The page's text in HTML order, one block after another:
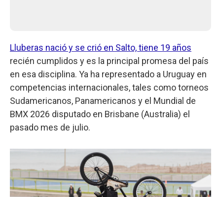
Lluberas nació y se crió en Salto, tiene 19 años
recién cumplidos y es la principal promesa del país
en esa disciplina. Ya ha representado a Uruguay en
competencias internacionales, tales como torneos
Sudamericanos, Panamericanos y el Mundial de
BMX 2026 disputado en Brisbane (Australia) el
pasado mes de julio.